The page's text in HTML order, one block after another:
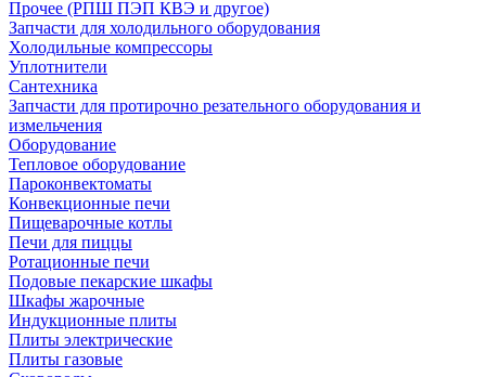
Прочее (РПШ ПЭП КВЭ и другое)
Запчасти для холодильного оборудования
Холодильные компрессоры
Уплотнители
Сантехника
Запчасти для протирочно резательного оборудования и
измельчения
Оборудование
Тепловое оборудование
Пароконвектоматы
Конвекционные печи
Пищеварочные котлы
Печи для пиццы
Ротационные печи
Подовые пекарские шкафы
Шкафы жарочные
Индукционные плиты
Плиты электрические
Плиты газовые